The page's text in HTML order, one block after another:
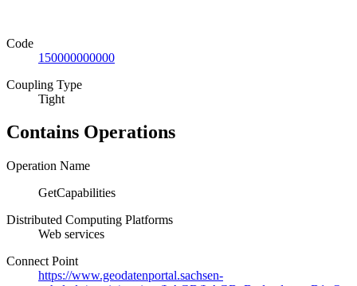
Code
150000000000
Coupling Type
Tight
Contains Operations
Operation Name
GetCapabilities
Distributed Computing Platforms
Web services
Connect Point
https://www.geodatenportal.sachsen-